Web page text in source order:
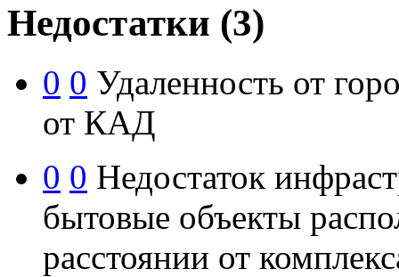
Недостатки (3)
0 0 Удаленность от
от КАД
0 0 Недостаток
бытовые объекты
расстоянии от